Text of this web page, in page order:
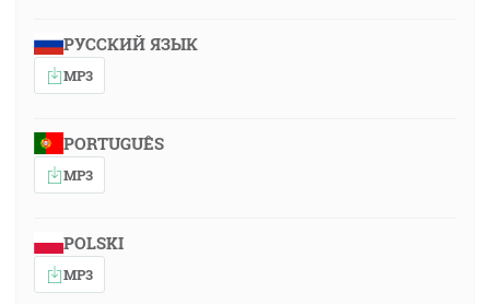
РУССКИЙ ЯЗЫК
MP3
PORTUGUÊS
MP3
POLSKI
MP3